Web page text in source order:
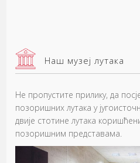
Наш музеј лутака
Не пропустите прилику, да
позоришних лутака у
двије стотине лутака
позоришним представама.